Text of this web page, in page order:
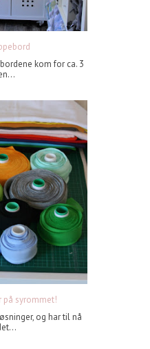
kom for ca. 3
på syrommet!
og har til nå